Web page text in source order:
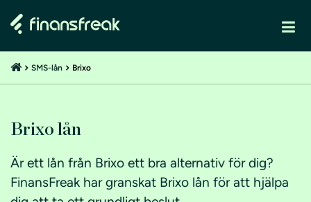
SMS-lån Brixo
Brixo lån
Är ett lån från Brixo ett bra alternativ för dig?
FinansFreak har granskat Brixo lån för att hjälpa